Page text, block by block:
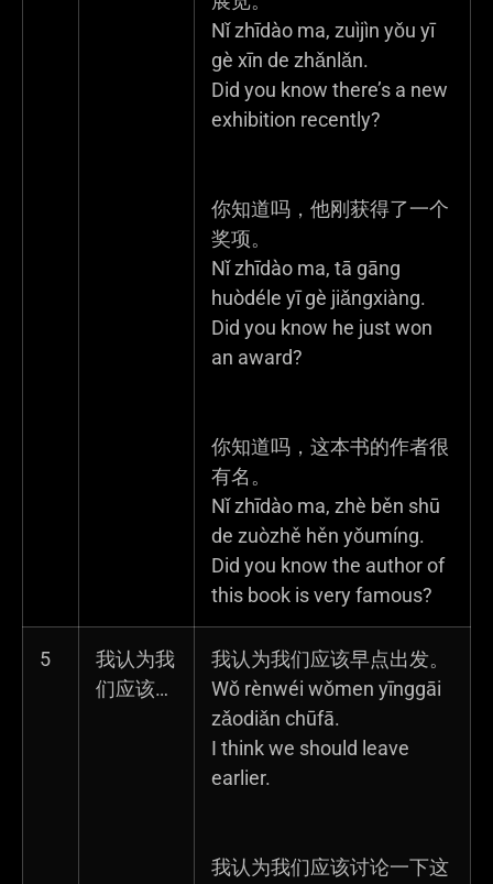
Nǐ zhīdào ma, zuìjìn yǒu yī
gè xīn de zhǎnlǎn.
Did you know there’s a new
exhibition recently?
你知道吗，他刚获得了一个
奖项。
Nǐ zhīdào ma, tā gāng
huòdéle yī gè jiǎngxiàng.
Did you know he just won
an award?
你知道吗，这本书的作者很
有名。
Nǐ zhīdào ma, zhè běn shū
de zuòzhě hěn yǒumíng.
Did you know the author of
this book is very famous?
5
我认为我
们应该…
我认为我们应该早点出发。
Wǒ rènwéi wǒmen yīnggāi
zǎodiǎn chūfā.
I think we should leave
earlier.
我认为我们应该讨论一下这